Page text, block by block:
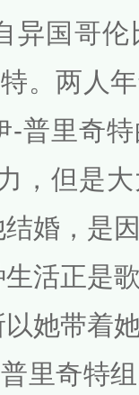
异国哥
。两人
-普里奇
，但是
婚，是
活正是
她带着
里奇特